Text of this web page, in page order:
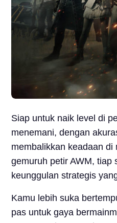
Siap untuk naik level di
menemani, dengan
membalikkan keadaan
gemuruh petir AWM, tiap
keunggulan strategis
Kamu lebih suka
pas untuk gaya